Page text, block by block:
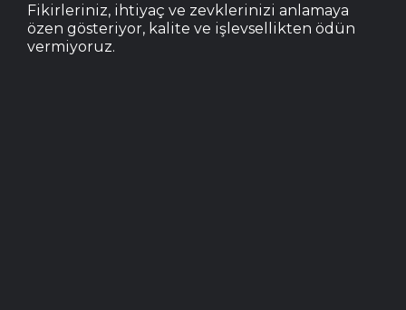
Fikirleriniz, ihtiyaç ve zevklerinizi anlamaya
özen gösteriyor, kalite ve işlevsellikten ödün
vermiyoruz.